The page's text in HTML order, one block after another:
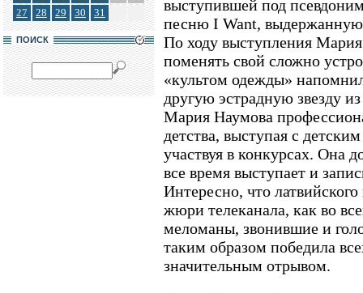
27
28 29 30 31
ПОИСК
выступившей под
песню I Want, выдержанную
По ходу выступления
поменять свой сложно
«культом одежды»
другую эстрадную звезду
Мария Наумова
детства, выступая с
участвуя в конкурсах. Она
все время выступает и
Интересно, что
жюри телеканала, как во
меломаны, звонившие и
таким образом победила
значительным отрывом.